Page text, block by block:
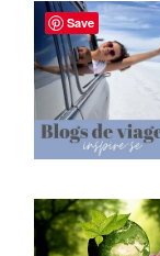
Save